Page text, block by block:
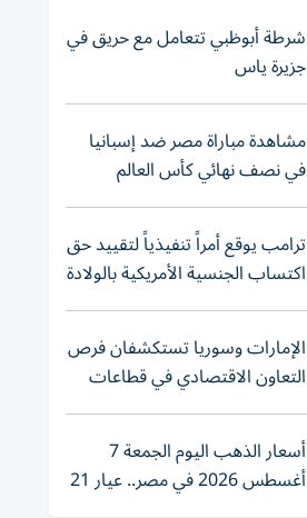
شرطة أبوظبي تتعامل مع حريق في
جزيرة ياس
مشاهدة مباراة مصر ضد إسبانيا
في نصف نهائي كأس العالم
لناشئات اليد 2026
ترامب يوقع أمراً تنفيذياً لتقييد حق
اكتساب الجنسية الأمريكية بالولادة
الإمارات وسوريا تستكشفان فرص
التعاون الاقتصادي في قطاعات
حيوية
أسعار الذهب اليوم الجمعة 7
أغسطس 2026 في مصر.. عيار 21